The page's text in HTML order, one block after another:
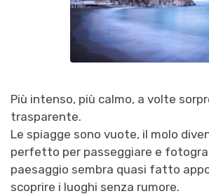
Più intenso, più calmo, a volte
trasparente.
Le spiagge sono vuote, il molo
perfetto per passeggiare e
paesaggio sembra quasi fatto
scoprire i luoghi senza rumore.